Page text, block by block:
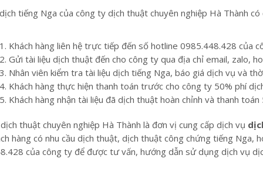
tiếng Nga của công ty dịch thuật chuyên nghiệp Hà Thành
Khách hàng liên hệ trực tiếp đến số hotline 0985.448.428 của
Gửi tài liệu dịch thuật đến cho công ty qua địa chỉ email, zalo,
Nhân viên kiểm tra tài liệu dịch tiếng Nga, báo giá dịch vụ và
Khách hàng thực hiện thanh toán trước cho công ty 50% phí
Khách hàng nhận tài liệu đã dịch thuật hoàn chỉnh và thanh
thuật chuyên nghiệp Hà Thành là đơn vị cung cấp dịch vụ
hàng có nhu cầu dịch thuật, dịch thuật công chứng tiếng Nga,
của công ty để được tư vấn, hướng dẫn sử dụng dịch vụ